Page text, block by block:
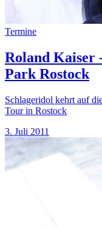
Termine
Roland Kaiser
Park Rostock
Schlageridol kehrt auf
Tour in Rostock
3. Juli 2011